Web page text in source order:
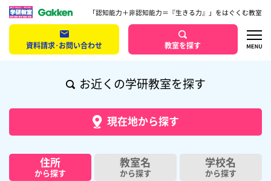
「認知能力＋非認知能力＝『生きる力』」をはぐくむ教室
資料請求･お問い合わせ 教室を探す
お近くの学研教室を探す
現在地から探す
住所
から探す
教室名
から探す
学校名
から探す